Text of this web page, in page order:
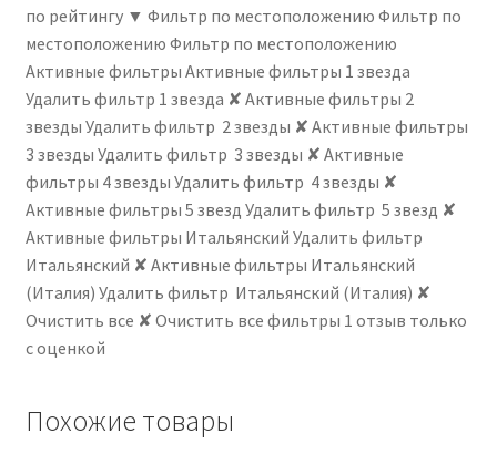
по рейтингу ▼ Фильтр по местоположению Фильтр по
местоположению Фильтр по местоположению
Активные фильтры Активные фильтры 1 звезда
Удалить фильтр 1 звезда ✘ Активные фильтры 2
звезды Удалить фильтр 2 звезды ✘ Активные фильтры
3 звезды Удалить фильтр 3 звезды ✘ Активные
фильтры 4 звезды Удалить фильтр 4 звезды ✘
Активные фильтры 5 звезд Удалить фильтр 5 звезд ✘
Активные фильтры Итальянский Удалить фильтр
Итальянский ✘ Активные фильтры Итальянский
(Италия) Удалить фильтр Итальянский (Италия) ✘
Очистить все ✘ Очистить все фильтры 1 отзыв только
с оценкой
Похожие товары